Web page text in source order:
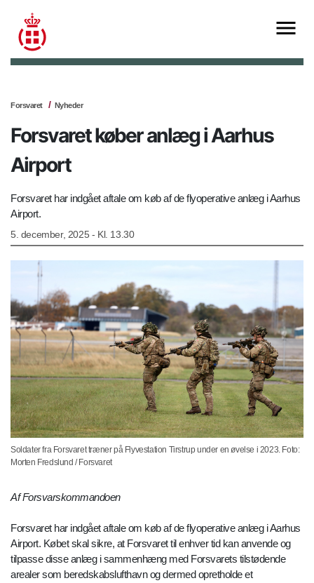
Forsvaret Nyheder
Forsvaret køber anlæg i Aarhus
Airport
Forsvaret har indgået aftale om køb af de flyoperative anlæg i Aarhus
Airport.
5. december, 2025 - Kl. 13.30
Soldater fra Forsvaret træner på Flyvestation Tirstrup under en øvelse i 2023. Foto:
Morten Fredslund / Forsvaret
Af Forsvarskommandoen
Forsvaret har indgået aftale om køb af de flyoperative anlæg i Aarhus
Airport. Købet skal sikre, at Forsvaret til enhver tid kan anvende og
tilpasse disse anlæg i sammenhæng med Forsvarets tilstødende
arealer som beredskabslufthavn og dermed opretholde et